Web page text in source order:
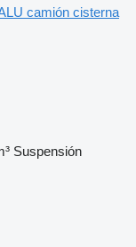
camión cisterna
Suspensión